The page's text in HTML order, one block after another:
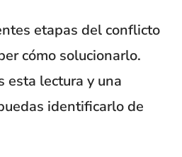
etapas del conflicto
cómo solucionarlo.
esta lectura y una
identificarlo de